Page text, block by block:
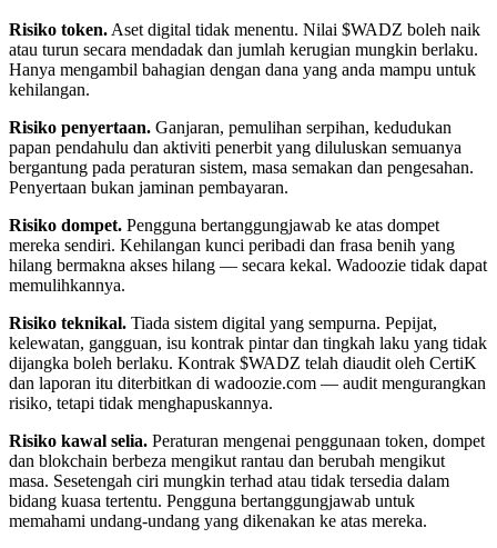
Risiko token. Aset digital tidak menentu. Nilai $WADZ boleh naik
atau turun secara mendadak dan jumlah kerugian mungkin berlaku.
Hanya mengambil bahagian dengan dana yang anda mampu untuk
kehilangan.
Risiko penyertaan. Ganjaran, pemulihan serpihan, kedudukan
papan pendahulu dan aktiviti penerbit yang diluluskan semuanya
bergantung pada peraturan sistem, masa semakan dan pengesahan.
Penyertaan bukan jaminan pembayaran.
Risiko dompet. Pengguna bertanggungjawab ke atas dompet
mereka sendiri. Kehilangan kunci peribadi dan frasa benih yang
hilang bermakna akses hilang — secara kekal. Wadoozie tidak dapat
memulihkannya.
Risiko teknikal. Tiada sistem digital yang sempurna. Pepijat,
kelewatan, gangguan, isu kontrak pintar dan tingkah laku yang tidak
dijangka boleh berlaku. Kontrak $WADZ telah diaudit oleh CertiK
dan laporan itu diterbitkan di wadoozie.com — audit mengurangkan
risiko, tetapi tidak menghapuskannya.
Risiko kawal selia. Peraturan mengenai penggunaan token, dompet
dan blokchain berbeza mengikut rantau dan berubah mengikut
masa. Sesetengah ciri mungkin terhad atau tidak tersedia dalam
bidang kuasa tertentu. Pengguna bertanggungjawab untuk
memahami undang-undang yang dikenakan ke atas mereka.